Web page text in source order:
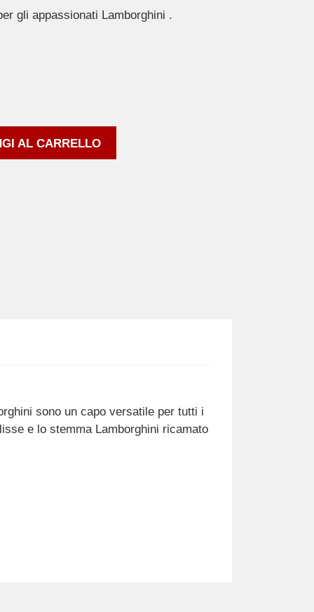
gli appassionati Lamborghini .
AL CARRELLO
sono un capo versatile per tutti i
e lo stemma Lamborghini ricamato